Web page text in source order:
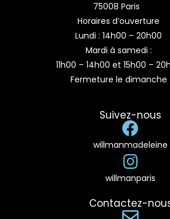
75008 Paris
Horaires d’ouverture
Lundi : 14h00 – 20h00
Mardi à samedi :
11h00 – 14h00 et 15h00 –
Fermeture le dimanche
Suivez-nous
willmanmadeleine
willmanparis
Contactez-